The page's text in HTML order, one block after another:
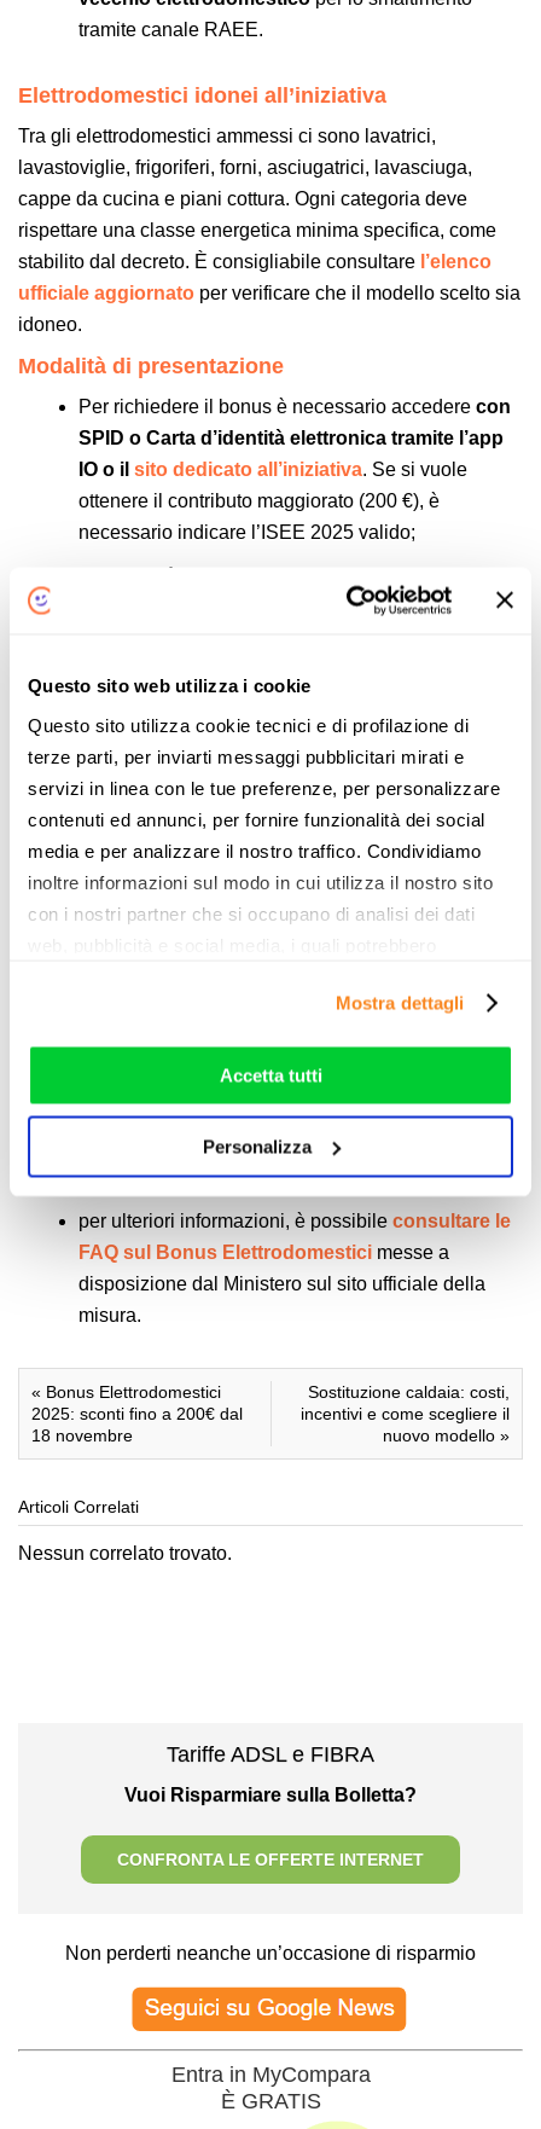
Questo sito web utilizza i cookie
Questo sito utilizza cookie tecnici e di profilazione di
terze parti, per inviarti messaggi pubblicitari mirati e
servizi in linea con le tue preferenze, per personalizzare
contenuti ed annunci, per fornire funzionalità dei social
media e per analizzare il nostro traffico. Condividiamo
inoltre informazioni sul modo in cui utilizza il nostro sito
con i nostri partner che si occupano di analisi dei dati
web, pubblicità e social media, i quali potrebbero
che hanno raccolto dal suo utilizzo dei loro servizi. Vedi
rifiutare o personalizzare il tuo consenso: cliccando sul
tasto "Accetta tutti”, selezionando le diverse categorie di
Mostra dettagli
Accetta tutti
Personalizza
tramite canale RAEE.
Elettrodomestici idonei all’iniziativa
Tra gli elettrodomestici ammessi ci sono lavatrici,
lavastoviglie, frigoriferi, forni, asciugatrici, lavasciuga,
cappe da cucina e piani cottura. Ogni categoria deve
rispettare una classe energetica minima specifica, come
stabilito dal decreto. È consigliabile consultare l’elenco
ufficiale aggiornato per verificare che il modello scelto sia
idoneo.
Modalità di presentazione
Per richiedere il bonus è necessario accedere con
SPID o Carta d’identità elettronica tramite l’app
IO o il sito dedicato all’iniziativa. Se si vuole
ottenere il contributo maggiorato (200 €), è
necessario indicare l’ISEE 2025 valido;
o online registrati sulla piattaforma. Per gli
voucher (e il codice fiscale se il voucher è
presentato in PDF e non tramite app);
assistenza dell’app IO;
in caso di problemi su rimborsi o per domande più
tecniche, è attivo ogni giorno un numero verde
gratuito (06 98248217), dalle 10:00 alle 20:00;
per ulteriori informazioni, è possibile consultare le
FAQ sul Bonus Elettrodomestici messe a
disposizione dal Ministero sul sito ufficiale della
misura.
« Bonus Elettrodomestici
2025: sconti fino a 200€ dal
18 novembre
Sostituzione caldaia: costi,
incentivi e come scegliere il
nuovo modello »
Articoli Correlati
Nessun correlato trovato.
Tariffe ADSL e FIBRA
Vuoi Risparmiare sulla Bolletta?
CONFRONTA LE OFFERTE INTERNET
Non perderti neanche un’occasione di risparmio
Entra in MyCompara
È GRATIS